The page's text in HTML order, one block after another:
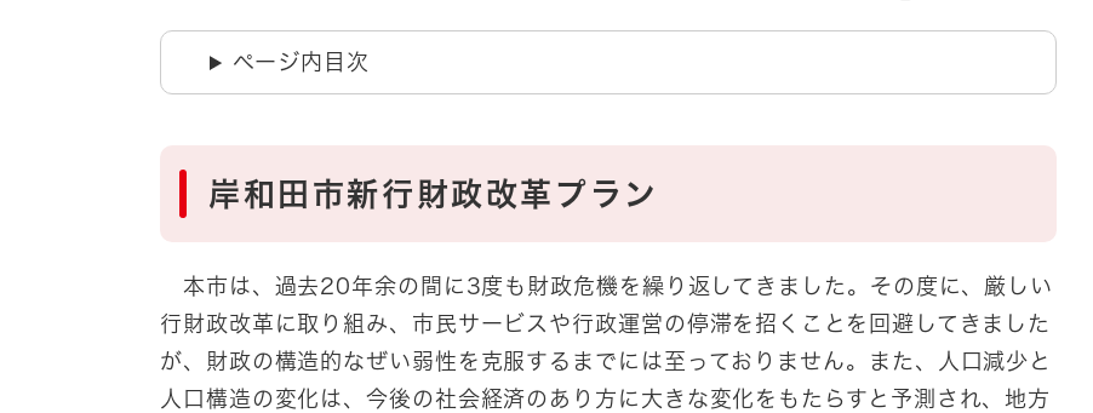
男女共同参画
地域コミュニティ・ボラン
ページ内目次
岸和田市新行財政改革プラン
本市は、過去20年余の間に3度も財政危機を繰り返してきました。その度に、厳しい
行財政改革に取り組み、市民サービスや行政運営の停滞を招くことを回避してきました
が、財政の構造的なぜい弱性を克服するまでには至っておりません。また、人口減少と
人口構造の変化は、今後の社会経済のあり方に大きな変化をもたらすと予測され、地方